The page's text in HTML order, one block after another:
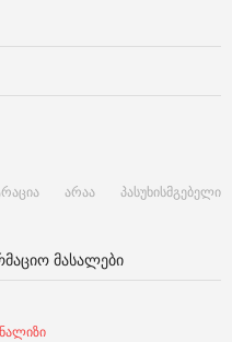
არაა პასუხისმგებელი
ᲛᲐᲡᲐᲚᲔᲑᲘ